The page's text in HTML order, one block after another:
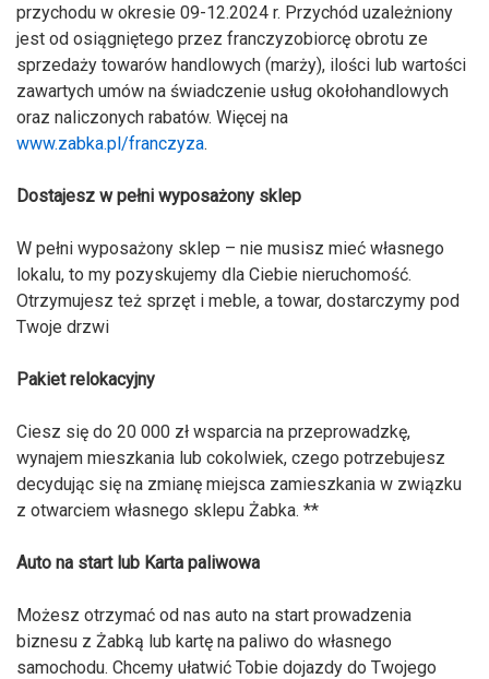
przychodu w okresie 09-12.2024 r. Przychód uzależniony
jest od osiągniętego przez franczyzobiorcę obrotu ze
sprzedaży towarów handlowych (marży), ilości lub wartości
zawartych umów na świadczenie usług okołohandlowych
oraz naliczonych rabatów. Więcej na
www.zabka.pl/franczyza.
Dostajesz w pełni wyposażony sklep
W pełni wyposażony sklep – nie musisz mieć własnego
lokalu, to my pozyskujemy dla Ciebie nieruchomość.
Otrzymujesz też sprzęt i meble, a towar, dostarczymy pod
Twoje drzwi
Pakiet relokacyjny
Ciesz się do 20 000 zł wsparcia na przeprowadzkę,
wynajem mieszkania lub cokolwiek, czego potrzebujesz
decydując się na zmianę miejsca zamieszkania w związku
z otwarciem własnego sklepu Żabka. **
Auto na start lub Karta paliwowa
Możesz otrzymać od nas auto na start prowadzenia
biznesu z Żabką lub kartę na paliwo do własnego
samochodu. Chcemy ułatwić Tobie dojazdy do Twojego